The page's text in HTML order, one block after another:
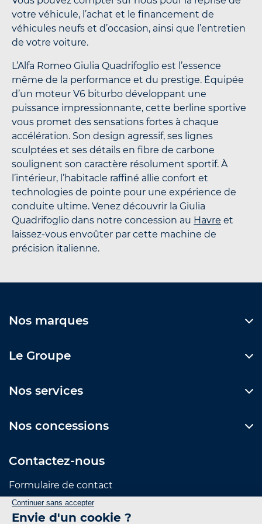
votre véhicule, l’achat et le financement de
véhicules neufs et d’occasion, ainsi que l’entretien
de votre voiture.
L’Alfa Romeo Giulia Quadrifoglio est l’essence
même de la performance et du prestige. Équipée
d’un moteur V6 biturbo développant une
puissance impressionnante, cette berline sportive
vous promet des sensations fortes à chaque
accélération. Son design agressif, ses lignes
sculptées et ses détails en fibre de carbone
soulignent son caractère résolument sportif. À
l’intérieur, l’habitacle raffiné allie confort et
technologies de pointe pour une expérience de
conduite ultime. Venez découvrir la Giulia
Quadrifoglio dans notre concession au Havre et
laissez-vous envoûter par cette machine de
précision italienne.
Nos marques
Le Groupe
Nos services
Nos concessions
Contactez-nous
Formulaire de contact
Suivez-nous